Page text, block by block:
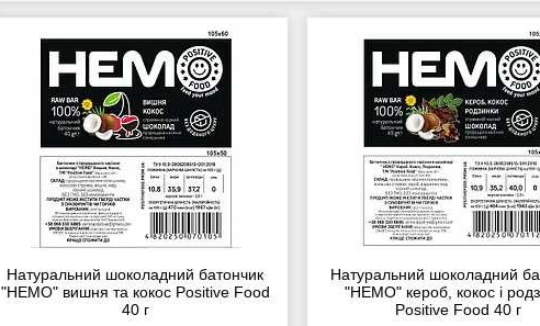
Натуральний шоколадний батончик
"HEMO" вишня та кокос Positive Food
40 г
Натуральний шоколадний
"HEMO" кероб, кокос і
Positive Food 40 г